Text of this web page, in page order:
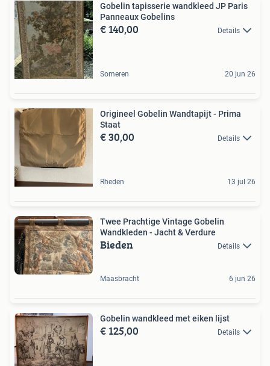
Gobelin tapisserie wandkleed JP Paris
Panneaux Gobelins
€ 140,00 Details
Someren 20 jun 26
Origineel Gobelin Wandtapijt - Prima
Staat
€ 30,00 Details
Rheden 13 jul 26
Twee Prachtige Vintage Gobelin
Wandkleden - Jacht & Verdure
Bieden Details
Maasbracht 6 jun 26
Gobelin wandkleed met eiken lijst
€ 125,00 Details